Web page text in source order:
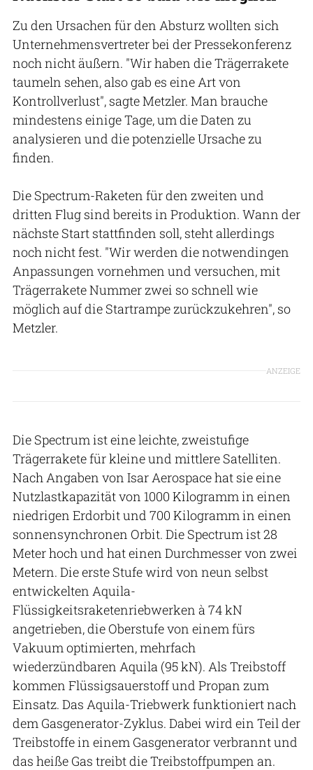
Zu den Ursachen für den Absturz wollten sich
Unternehmensvertreter bei der Pressekonferenz
noch nicht äußern. "Wir haben die Trägerrakete
taumeln sehen, also gab es eine Art von
Kontrollverlust", sagte Metzler. Man brauche
mindestens einige Tage, um die Daten zu
analysieren und die potenzielle Ursache zu
finden.
Die Spectrum-Raketen für den zweiten und
dritten Flug sind bereits in Produktion. Wann der
nächste Start stattfinden soll, steht allerdings
noch nicht fest. "Wir werden die notwendingen
Anpassungen vornehmen und versuchen, mit
Trägerrakete Nummer zwei so schnell wie
möglich auf die Startrampe zurückzukehren", so
Metzler.
ANZEIGE
Die Spectrum ist eine leichte, zweistufige
Trägerrakete für kleine und mittlere Satelliten.
Nach Angaben von Isar Aerospace hat sie eine
Nutzlastkapazität von 1000 Kilogramm in einen
niedrigen Erdorbit und 700 Kilogramm in einen
sonnensynchronen Orbit. Die Spectrum ist 28
Meter hoch und hat einen Durchmesser von zwei
Metern. Die erste Stufe wird von neun selbst
entwickelten Aquila-
Flüssigkeitsraketenriebwerken à 74 kN
angetrieben, die Oberstufe von einem fürs
Vakuum optimierten, mehrfach
wiederzündbaren Aquila (95 kN). Als Treibstoff
kommen Flüssigsauerstoff und Propan zum
Einsatz. Das Aquila-Triebwerk funktioniert nach
dem Gasgenerator-Zyklus. Dabei wird ein Teil der
Treibstoffe in einem Gasgenerator verbrannt und
das heiße Gas treibt die Treibstoffpumpen an.